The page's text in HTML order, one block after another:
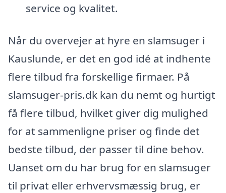
service og kvalitet.
Når du overvejer at hyre en slamsuger i
Kauslunde, er det en god idé at indhente
flere tilbud fra forskellige firmaer. På
slamsuger-pris.dk kan du nemt og hurtigt
få flere tilbud, hvilket giver dig mulighed
for at sammenligne priser og finde det
bedste tilbud, der passer til dine behov.
Uanset om du har brug for en slamsuger
til privat eller erhvervsmæssig brug, er